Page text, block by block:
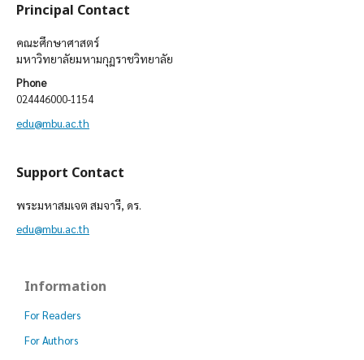
Principal Contact
คณะศึกษาศาสตร์
มหาวิทยาลัยมหามกุฏราชวิทยาลัย
Phone
024446000-1154
edu@mbu.ac.th
Support Contact
พระมหาสมเจต สมจารี, ดร.
edu@mbu.ac.th
Information
For Readers
For Authors